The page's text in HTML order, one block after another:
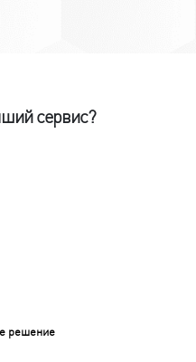
сервис?
решение